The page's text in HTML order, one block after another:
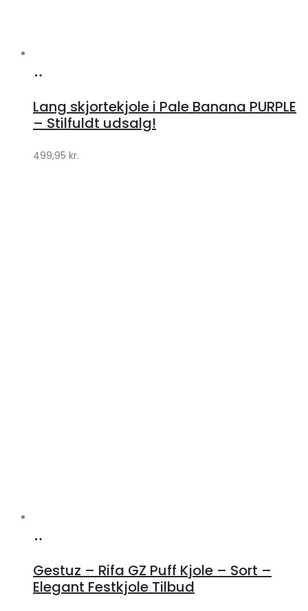
Klædeskabet.dk
Lang skjortekjole i Pale Banana PURPLE
– Stilfuldt udsalg!
499,95 kr.
Lykke
by
Gestuz – Rifa GZ Puff Kjole – Sort –
Elegant Festkjole Tilbud